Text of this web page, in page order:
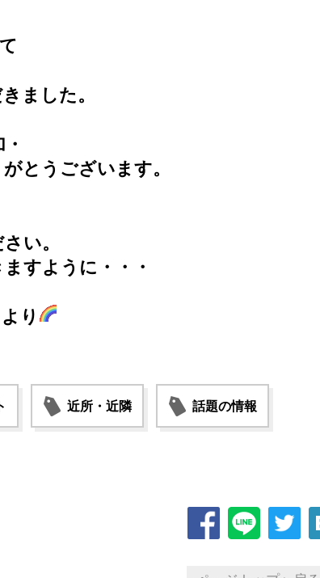
ました。
とうございます。
い。
すように・・・
り
近所・近隣 話題の情報